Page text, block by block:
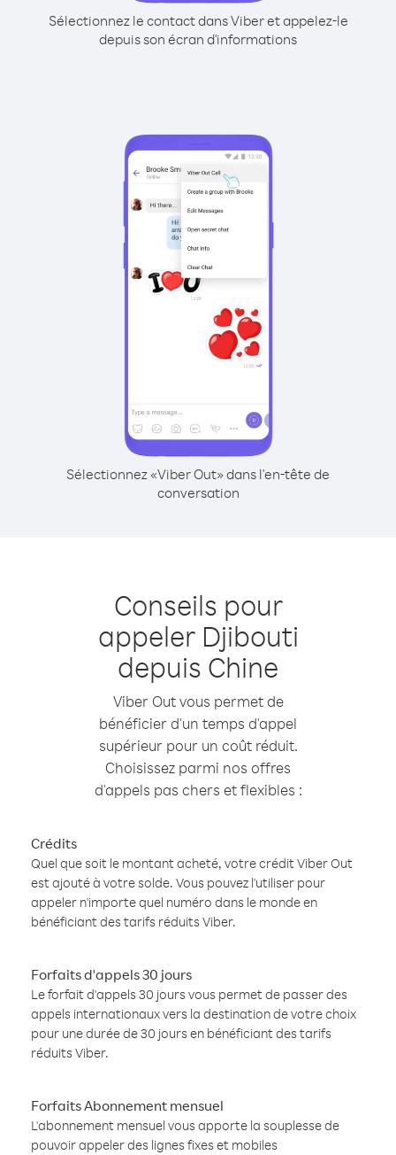
Sélectionnez le contact dans Viber et appelez-le
depuis son écran d'informations
Sélectionnez «Viber Out» dans l'en-tête de
conversation
Conseils pour
appeler Djibouti
depuis Chine
Viber Out vous permet de
bénéficier d'un temps d'appel
supérieur pour un coût réduit.
Choisissez parmi nos offres
d'appels pas chers et flexibles :
Crédits
Quel que soit le montant acheté, votre crédit Viber Out
est ajouté à votre solde. Vous pouvez l'utiliser pour
appeler n'importe quel numéro dans le monde en
bénéficiant des tarifs réduits Viber.
Forfaits d'appels 30 jours
Le forfait d'appels 30 jours vous permet de passer des
appels internationaux vers la destination de votre choix
pour une durée de 30 jours en bénéficiant des tarifs
réduits Viber.
Forfaits Abonnement mensuel
L'abonnement mensuel vous apporte la souplesse de
pouvoir appeler des lignes fixes et mobiles